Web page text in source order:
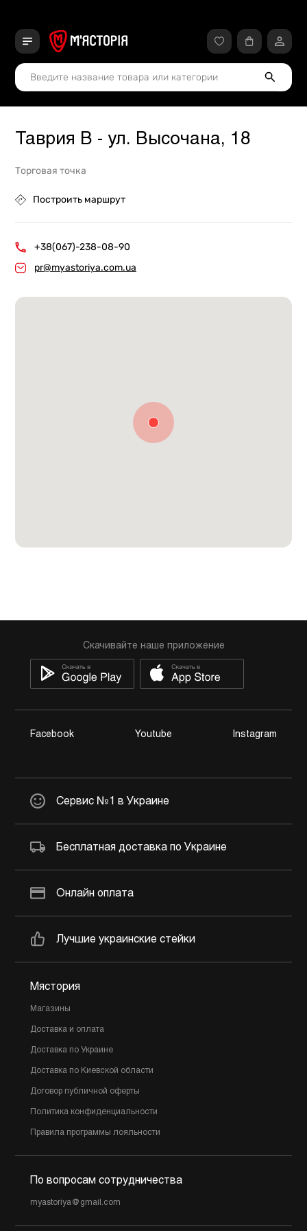
Таврия В - ул. Высочана, 18
Торговая точка
Построить маршрут
+38(067)-238-08-90
pr@myastoriya.com.ua
Скачивайте наше приложение
Facebook Youtube Instagram
Сервис №1 в Украине
Бесплатная доставка по Украине
Онлайн оплата
Лучшие украинские стейки
Мястория
Магазины
Доставка и оплата
Доставка по Украине
Доставка по Киевской области
Договор публичной оферты
Политика конфиденциальности
Правила программы лояльности
По вопросам сотрудничества
myastoriya@gmail.com